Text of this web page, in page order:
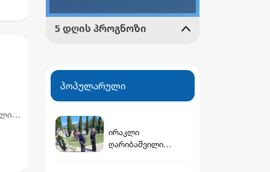
პოპულარული
ირაკლი
ღარიბაშვილი